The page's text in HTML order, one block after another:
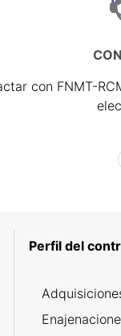
con FNMT-
Perfil del